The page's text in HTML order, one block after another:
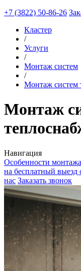
+7 (3822) 50-86-26
Кластер
/
Услуги
/
Монтаж систем
/
Монтаж систем
Монтаж
Навигация
Особенности монтажа
на бесплатный выезд
нас Заказать звонок